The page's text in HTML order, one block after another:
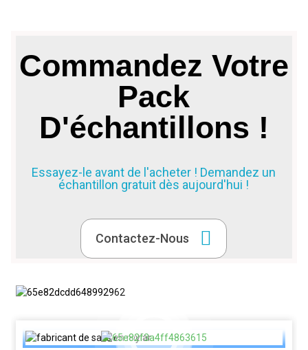
Commandez Votre
Pack
D'échantillons !
Essayez-le avant de l'acheter ! Demandez un
échantillon gratuit dès aujourd'hui !
Contactez-Nous